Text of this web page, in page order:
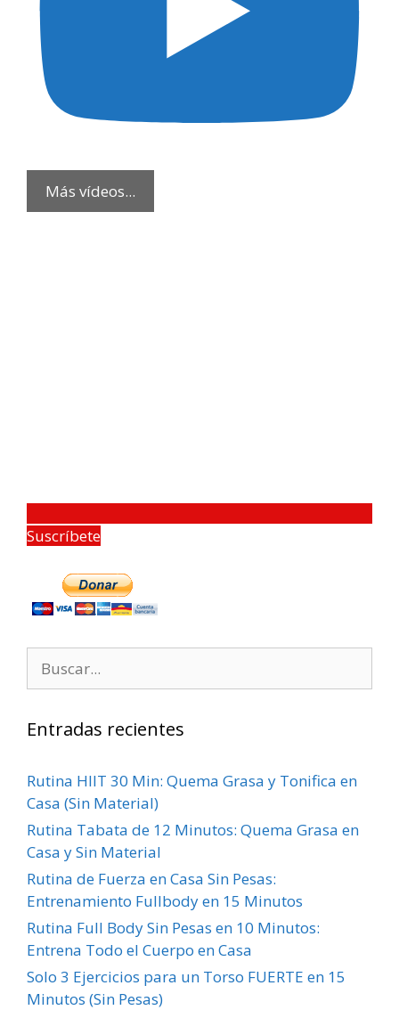
Más vídeos...
Suscríbete
Entradas recientes
Rutina HIIT 30 Min: Quema Grasa y Tonifica en
Casa (Sin Material)
Rutina Tabata de 12 Minutos: Quema Grasa en
Casa y Sin Material
Rutina de Fuerza en Casa Sin Pesas:
Entrenamiento Fullbody en 15 Minutos
Rutina Full Body Sin Pesas en 10 Minutos:
Entrena Todo el Cuerpo en Casa
Solo 3 Ejercicios para un Torso FUERTE en 15
Minutos (Sin Pesas)